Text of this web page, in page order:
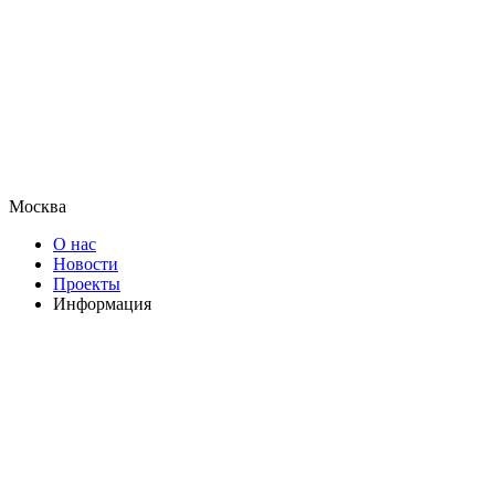
Москва
О нас
Новости
Проекты
Информация